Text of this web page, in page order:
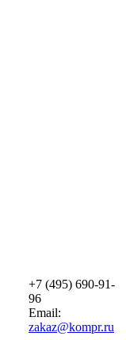
+7 (495) 690-91-
96
Email:
zakaz@kompr.ru